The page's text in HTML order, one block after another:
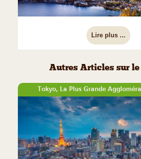
Lire plus ...
Autres Articles sur le